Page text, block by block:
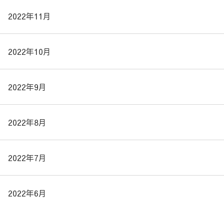
2022年11月
2022年10月
2022年9月
2022年8月
2022年7月
2022年6月